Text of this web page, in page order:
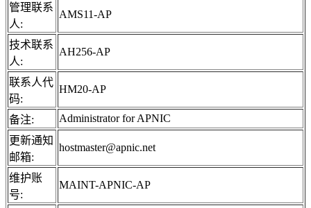
管理联系
人:
AMS11-AP
技术联系
人:
AH256-AP
联系人代
码:
HM20-AP
备注:
Administrator for APNIC
更新通知
邮箱:
hostmaster@apnic.net
维护账
号:
MAINT-APNIC-AP